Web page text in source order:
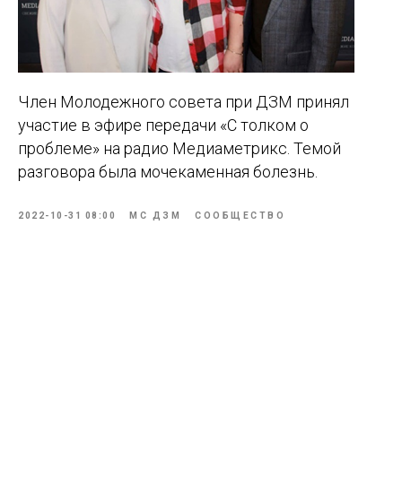
Член Молодежного совета при ДЗМ принял
участие в эфире передачи «С толком о
проблеме» на радио Медиаметрикс. Темой
разговора была мочекаменная болезнь.
2022-10-31 08:00 МС ДЗМ СООБЩЕСТВО